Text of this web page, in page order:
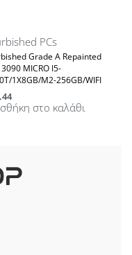
PCs
Grade A Repainted
3090 MICRO I5-
1X8GB/M2-256GB/WIFI
στο καλάθι